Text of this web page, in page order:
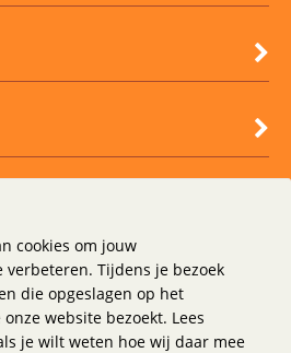
cookies om jouw
Tijdens je bezoek
die opgeslagen op het
website bezoekt. Lees
je wilt weten hoe wij daar mee